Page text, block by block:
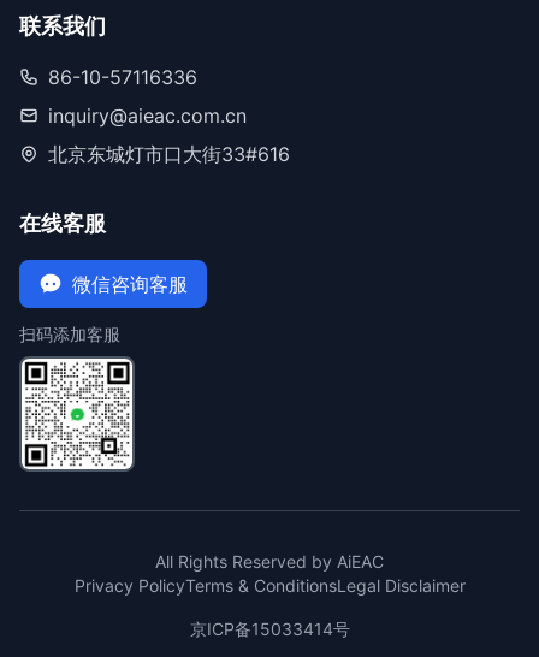
联系我们
86-10-57116336
inquiry@aieac.com.cn
北京东城灯市口大街33#616
在线客服
微信咨询客服
扫码添加客服
All Rights Reserved by AiEAC
Privacy PolicyTerms & ConditionsLegal Disclaimer
京ICP备15033414号